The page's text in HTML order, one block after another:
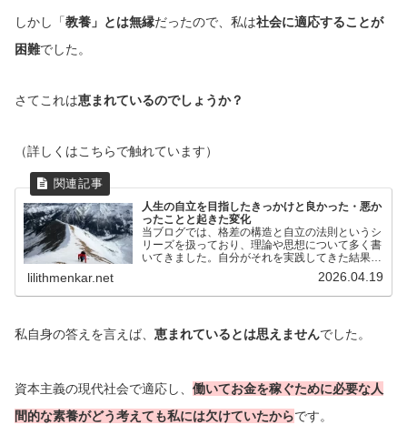
しかし「教養」とは無縁だったので、私は社会に適応することが
困難でした。
さてこれは恵まれているのでしょうか？
（詳しくはこちらで触れています）
人生の自立を目指したきっかけと良かった・悪か
ったことと起きた変化
当ブログでは、格差の構造と自立の法則というシ
リーズを扱っており、理論や思想について多く書
いてきました。自分がそれを実践してきた結果ど
うだったか、不適合界隈の世界観で生きてみてど
うだったかについてはあまり掘り下げて来なかっ
たので、今回はその部...
lilithmenkar.net 2026.04.19
私自身の答えを言えば、 恵まれているとは思えませんでした。
資本主義の現代社会で適応し、 働いてお金を稼ぐために必要な人
間的な素養がどう考えても私には欠けていたからです。